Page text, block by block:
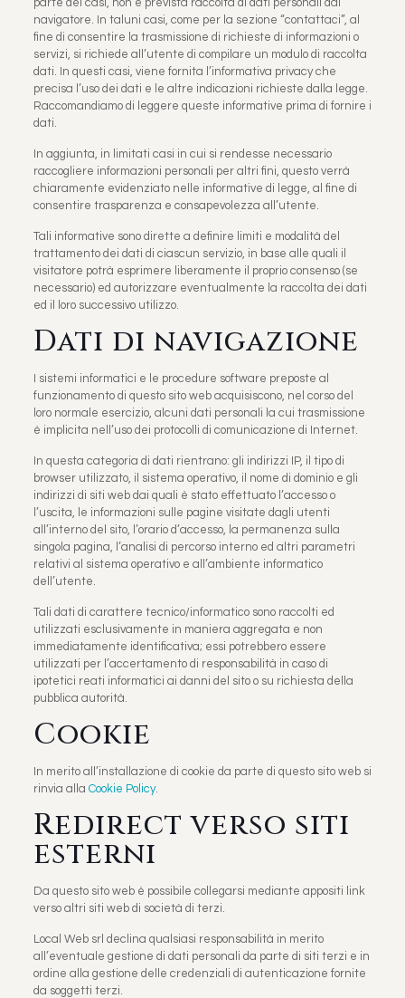
parte dei casi, non è prevista raccolta di dati personali dal
navigatore. In taluni casi, come per la sezione “contattaci”, al
fine di consentire la trasmissione di richieste di informazioni o
servizi, si richiede all’utente di compilare un modulo di raccolta
dati. In questi casi, viene fornita l’informativa privacy che
precisa l’uso dei dati e le altre indicazioni richieste dalla legge.
Raccomandiamo di leggere queste informative prima di fornire i
dati.
In aggiunta, in limitati casi in cui si rendesse necessario
raccogliere informazioni personali per altri fini, questo verrà
chiaramente evidenziato nelle informative di legge, al fine di
consentire trasparenza e consapevolezza all’utente.
Tali informative sono dirette a definire limiti e modalità del
trattamento dei dati di ciascun servizio, in base alle quali il
visitatore potrà esprimere liberamente il proprio consenso (se
necessario) ed autorizzare eventualmente la raccolta dei dati
ed il loro successivo utilizzo.
Dati di navigazione
I sistemi informatici e le procedure software preposte al
funzionamento di questo sito web acquisiscono, nel corso del
loro normale esercizio, alcuni dati personali la cui trasmissione
è implicita nell’uso dei protocolli di comunicazione di Internet.
In questa categoria di dati rientrano: gli indirizzi IP, il tipo di
browser utilizzato, il sistema operativo, il nome di dominio e gli
indirizzi di siti web dai quali è stato effettuato l’accesso o
l’uscita, le informazioni sulle pagine visitate dagli utenti
all’interno del sito, l’orario d’accesso, la permanenza sulla
singola pagina, l’analisi di percorso interno ed altri parametri
relativi al sistema operativo e all’ambiente informatico
dell’utente.
Tali dati di carattere tecnico/informatico sono raccolti ed
utilizzati esclusivamente in maniera aggregata e non
immediatamente identificativa; essi potrebbero essere
utilizzati per l’accertamento di responsabilità in caso di
ipotetici reati informatici ai danni del sito o su richiesta della
pubblica autorità.
Cookie
In merito all’installazione di cookie da parte di questo sito web si
rinvia alla Cookie Policy.
Redirect verso siti
esterni
Da questo sito web è possibile collegarsi mediante appositi link
verso altri siti web di società di terzi.
Local Web srl declina qualsiasi responsabilità in merito
all’eventuale gestione di dati personali da parte di siti terzi e in
ordine alla gestione delle credenziali di autenticazione fornite
da soggetti terzi.